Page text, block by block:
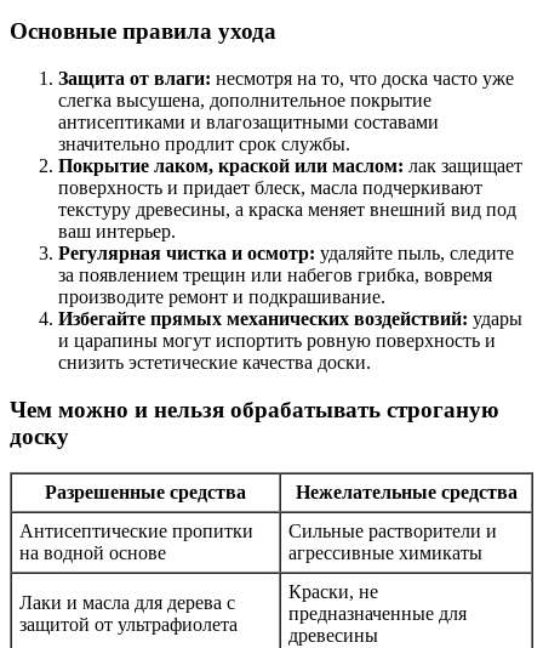
Основные правила ухода
Защита от влаги: несмотря на то, что доска часто уже
слегка высушена, дополнительное покрытие
антисептиками и влагозащитными составами
значительно продлит срок службы.
Покрытие лаком, краской или маслом: лак защищает
поверхность и придает блеск, масла подчеркивают
текстуру древесины, а краска меняет внешний вид под
ваш интерьер.
Регулярная чистка и осмотр: удаляйте пыль, следите
за появлением трещин или набегов грибка, вовремя
производите ремонт и подкрашивание.
Избегайте прямых механических воздействий: удары
и царапины могут испортить ровную поверхность и
снизить эстетические качества доски.
Чем можно и нельзя обрабатывать строганую
доску
Разрешенные средства
Нежелательные средства
Антисептические пропитки
на водной основе
Сильные растворители и
агрессивные химикаты
Лаки и масла для дерева с
защитой от ультрафиолета
Краски, не
предназначенные для
древесины